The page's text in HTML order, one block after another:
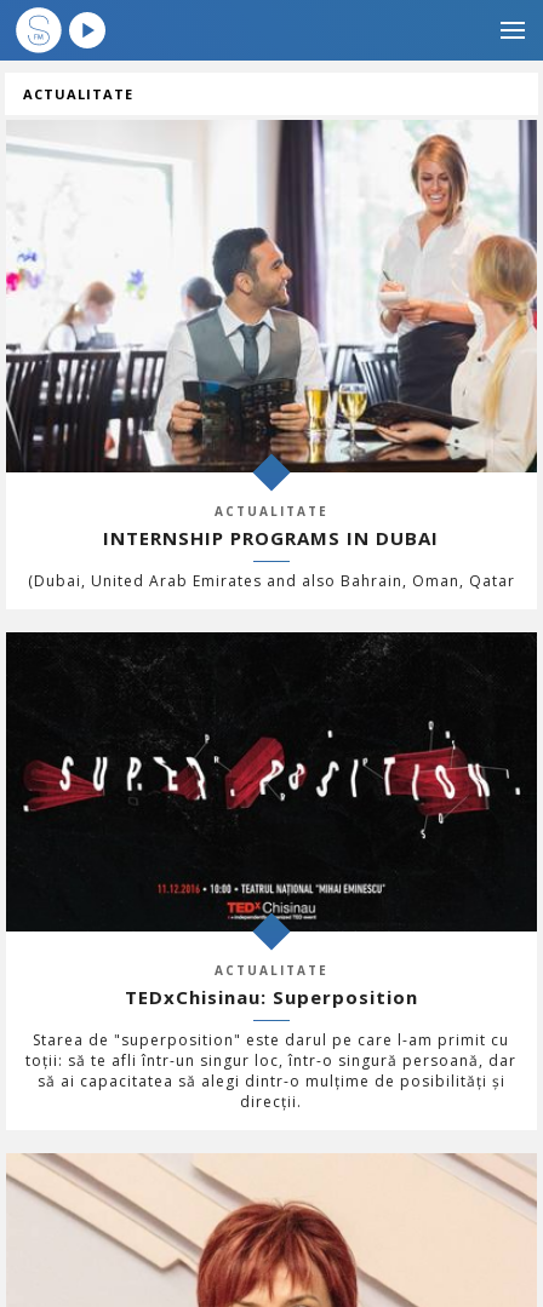
ACTUALITATE
ACTUALITATE
INTERNSHIP PROGRAMS IN DUBAI
(Dubai, United Arab Emirates and also Bahrain, Oman, Qatar
ACTUALITATE
TEDxChisinau: Superposition
Starea de "superposition" este darul pe care l-am primit cu
toții: să te afli într-un singur loc, într-o singură persoană, dar
să ai capacitatea să alegi dintr-o mulțime de posibilități și
direcții.